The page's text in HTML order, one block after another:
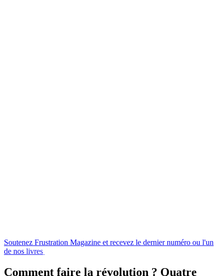
Soutenez Frustration Magazine et recevez le dernier numéro ou l'un
de nos livres
Comment faire la révolution ? Quatre